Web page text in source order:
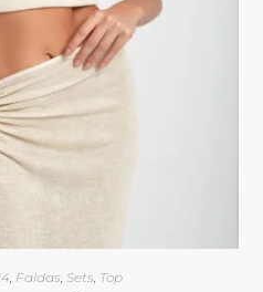
Faldas Sets Top